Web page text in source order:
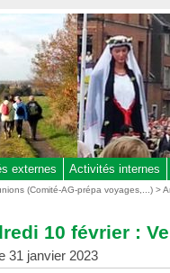
externes Activités internes
(Comité-AG-prépa voyages,...) >
10 février :
31 janvier 2023